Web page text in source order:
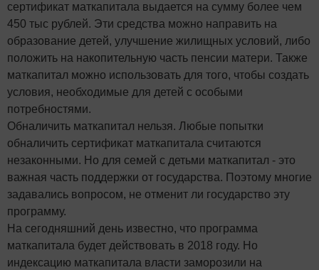
сертификат маткапитала выдается на сумму более чем
450 тыс рублей. Эти средства можно направить на
образование детей, улучшение жилищных условий, либо
положить на накопительную часть пенсии матери. Также
маткапитал можно использовать для того, чтобы создать
условия, необходимые для детей с особыми
потребностями.
Обналичить маткапитал нельзя. Любые попытки
обналичить сертификат маткапитала считаются
незаконными. Но для семей с детьми маткапитал - это
важная часть поддержки от государства. Поэтому многие
задавались вопросом, не отменит ли государство эту
программу.
На сегодняшний день известно, что программа
маткапитала будет действовать в 2018 году. Но
индексацию маткапитала власти заморозили на